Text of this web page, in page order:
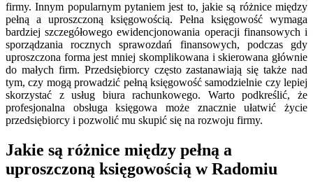
firmy. Innym popularnym pytaniem jest to, jakie są różnice między
pełną a uproszczoną księgowością. Pełna księgowość wymaga
bardziej szczegółowego ewidencjonowania operacji finansowych i
sporządzania rocznych sprawozdań finansowych, podczas gdy
uproszczona forma jest mniej skomplikowana i skierowana głównie
do małych firm. Przedsiębiorcy często zastanawiają się także nad
tym, czy mogą prowadzić pełną księgowość samodzielnie czy lepiej
skorzystać z usług biura rachunkowego. Warto podkreślić, że
profesjonalna obsługa księgowa może znacznie ułatwić życie
przedsiębiorcy i pozwolić mu skupić się na rozwoju firmy.
Jakie są różnice między pełną a
uproszczoną księgowością w Radomiu